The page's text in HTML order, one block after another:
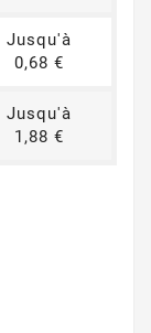
Jusqu'à
0,68 €
Jusqu'à
1,88 €